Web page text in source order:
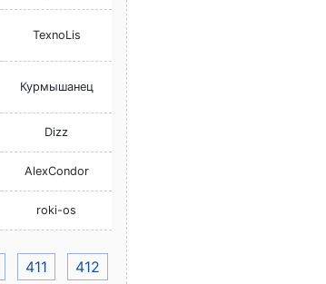
TexnoLis
Курмышанец
Dizz
AlexCondor
roki-os
411 412